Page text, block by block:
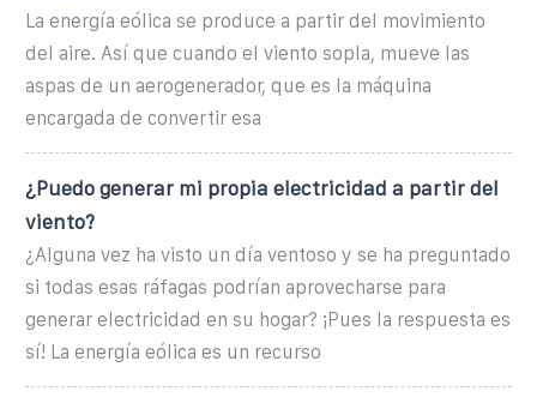
La energía eólica se produce a partir del movimiento
del aire. Así que cuando el viento sopla, mueve las
aspas de un aerogenerador, que es la máquina
encargada de convertir esa
¿Puedo generar mi propia electricidad a partir del
viento?
¿Alguna vez ha visto un día ventoso y se ha preguntado
si todas esas ráfagas podrían aprovecharse para
generar electricidad en su hogar? ¡Pues la respuesta es
sí! La energía eólica es un recurso